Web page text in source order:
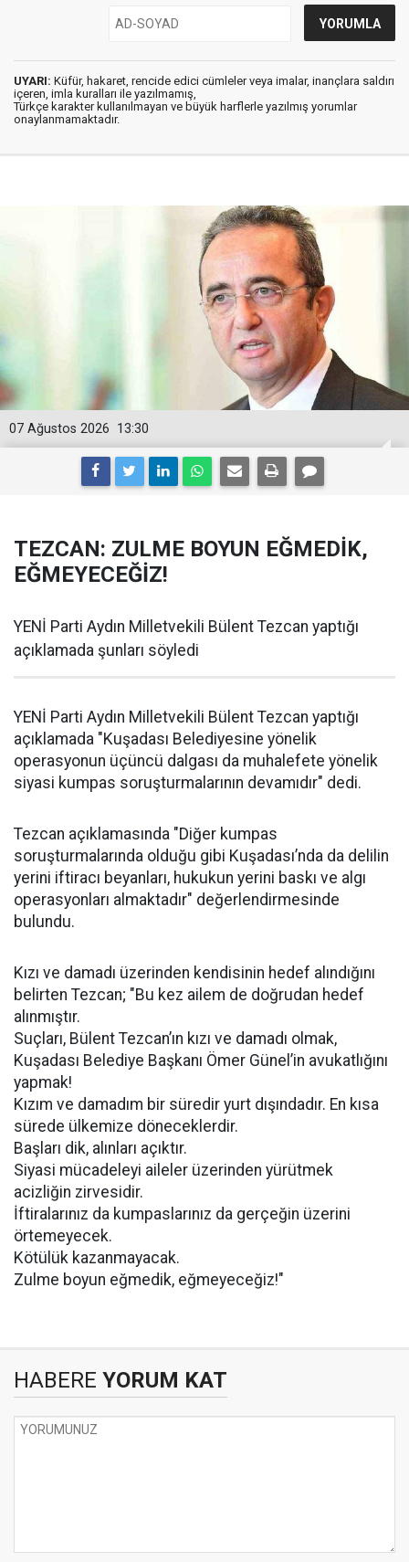
UYARI: Küfür, hakaret, rencide edici cümleler veya imalar, inançlara saldırı
içeren, imla kuralları ile yazılmamış,
Türkçe karakter kullanılmayan ve büyük harflerle yazılmış yorumlar
onaylanmamaktadır.
13:30
07 Ağustos 2026
TEZCAN: ZULME BOYUN EĞMEDİK,
EĞMEYECEĞİZ!
YENİ Parti Aydın Milletvekili Bülent Tezcan yaptığı
açıklamada şunları söyledi
YENİ Parti Aydın Milletvekili Bülent Tezcan yaptığı
açıklamada "Kuşadası Belediyesine yönelik
operasyonun üçüncü dalgası da muhalefete yönelik
siyasi kumpas soruşturmalarının devamıdır" dedi.
Tezcan açıklamasında "Diğer kumpas
soruşturmalarında olduğu gibi Kuşadası’nda da delilin
yerini iftiracı beyanları, hukukun yerini baskı ve algı
operasyonları almaktadır" değerlendirmesinde
bulundu.
Kızı ve damadı üzerinden kendisinin hedef alındığını
belirten Tezcan; "Bu kez ailem de doğrudan hedef
alınmıştır.
Suçları, Bülent Tezcan’ın kızı ve damadı olmak,
Kuşadası Belediye Başkanı Ömer Günel’in avukatlığını
yapmak!
Kızım ve damadım bir süredir yurt dışındadır. En kısa
sürede ülkemize döneceklerdir.
Başları dik, alınları açıktır.
Siyasi mücadeleyi aileler üzerinden yürütmek
acizliğin zirvesidir.
İftiralarınız da kumpaslarınız da gerçeğin üzerini
örtemeyecek.
Kötülük kazanmayacak.
Zulme boyun eğmedik, eğmeyeceğiz!"
HABERE YORUM KAT